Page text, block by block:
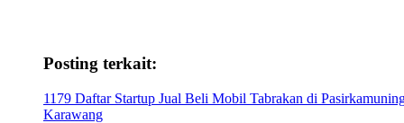
Posting terkait:
1179 Daftar Startup Jual Beli Mobil Tabrakan di
Karawang